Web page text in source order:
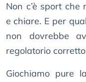
Non c’è sport
e chiare. E per
non dovrebbe
regolatorio
Giochiamo pure